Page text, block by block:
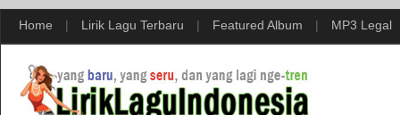
Home | Lirik Lagu Terbaru | Featured Album | MP3 Legal